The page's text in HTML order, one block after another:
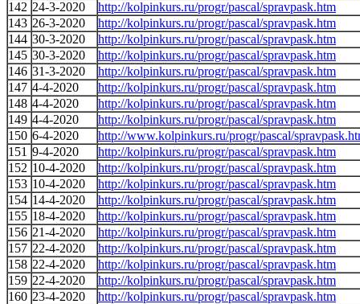
142 24-3-2020
http://kolpinkurs.ru/progr/pascal/spravpask.htm
143 26-3-2020
http://kolpinkurs.ru/progr/pascal/spravpask.htm
144 30-3-2020
http://kolpinkurs.ru/progr/pascal/spravpask.htm
145 30-3-2020
http://kolpinkurs.ru/progr/pascal/spravpask.htm
146 31-3-2020
http://kolpinkurs.ru/progr/pascal/spravpask.htm
147 4-4-2020
http://kolpinkurs.ru/progr/pascal/spravpask.htm
148 4-4-2020
http://kolpinkurs.ru/progr/pascal/spravpask.htm
149 4-4-2020
http://kolpinkurs.ru/progr/pascal/spravpask.htm
150 6-4-2020
http://www.kolpinkurs.ru/progr/pascal/
151 9-4-2020
http://kolpinkurs.ru/progr/pascal/spravpask.htm
152 10-4-2020
http://kolpinkurs.ru/progr/pascal/spravpask.htm
153 10-4-2020
http://kolpinkurs.ru/progr/pascal/spravpask.htm
154 14-4-2020
http://kolpinkurs.ru/progr/pascal/spravpask.htm
155 18-4-2020
http://kolpinkurs.ru/progr/pascal/spravpask.htm
156 21-4-2020
http://kolpinkurs.ru/progr/pascal/spravpask.htm
157 22-4-2020
http://kolpinkurs.ru/progr/pascal/spravpask.htm
158 22-4-2020
http://kolpinkurs.ru/progr/pascal/spravpask.htm
159 22-4-2020
http://kolpinkurs.ru/progr/pascal/spravpask.htm
160 23-4-2020
http://kolpinkurs.ru/progr/pascal/spravpask.htm